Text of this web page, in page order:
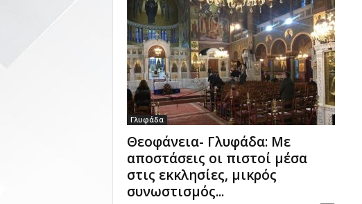
Γλυφάδα
Θεοφάνεια- Γλυφάδα: Με
αποστάσεις οι πιστοί μέσα
στις εκκλησίες, μικρός
συνωστισμός...